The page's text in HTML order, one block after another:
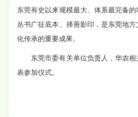
东莞有史以来规模最大、体系最完备
丛书广征底本、择善影印，是东莞地
化传承的重要成果。
东莞市委有关单位负责人，华农
表参加仪式。